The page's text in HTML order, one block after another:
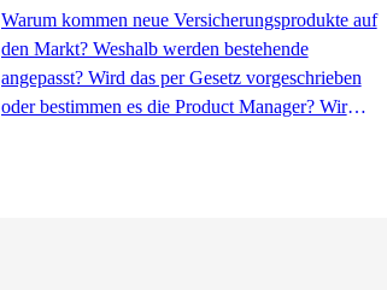
Warum kommen neue Versicherungsprodukte auf
den Markt? Weshalb werden bestehende
angepasst? Wird das per Gesetz vorgeschrieben
oder bestimmen es die Product Manager? Wir